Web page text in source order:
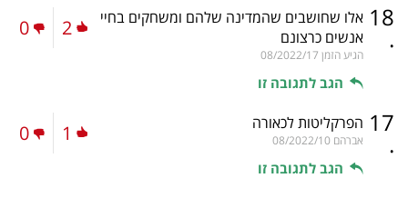
18
.
אלו שחושבים שהמדינה שלהם ומשחקים בחיי
אנשים כרצונם
הגיע הזמן 08/2022/17
הגב לתגובה זו
2
0
17
.
הפרקליטות לכאורה
אברהם 08/2022/10
הגב לתגובה זו
1
0